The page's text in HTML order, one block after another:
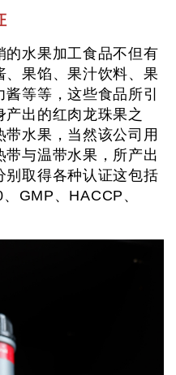
的水果加工食品不但有
果馅、果汁饮料、果
等等，这些食品所引
出的红肉龙珠果之
水果，当然该公司用
与温带水果，所产出
别取得各种认证这包括
GMP、HACCP、